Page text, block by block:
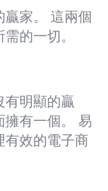
家。 這兩個
的一切。
有明顯的贏
有一個。 易
有效的電子商